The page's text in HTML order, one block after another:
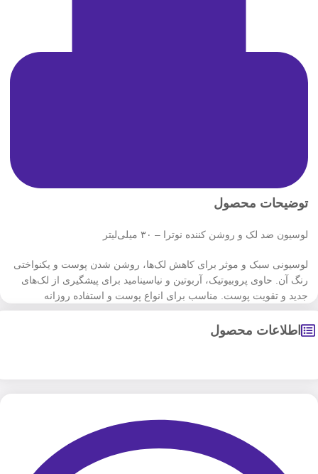
توضیحات محصول
لوسیون ضد لک و روشن‌ کننده نوترا – ۳۰ میلی‌لیتر
لوسیونی سبک و موثر برای کاهش لک‌ها، روشن شدن پوست و یکنواختی
رنگ آن. حاوی پروبیوتیک، آربوتین و نیاسینامید برای پیشگیری از لک‌های
جدید و تقویت پوست. مناسب برای انواع پوست و استفاده روزانه
اطلاعات محصول